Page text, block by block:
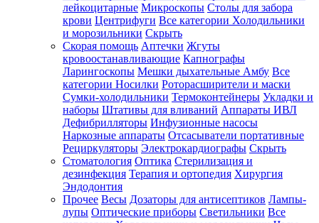
лейкоцитарные Микроскопы Столы для забора
крови Центрифуги Все категории Холодильники
и морозильники Скрыть
Скорая помощь Аптечки Жгуты
кровоостанавливающие Капнографы
Ларингоскопы Мешки дыхательные Амбу Все
категории Носилки Роторасширители и маски
Сумки-холодильники Термоконтейнеры Укладки и
наборы Штативы для вливаний Аппараты ИВЛ
Дефибрилляторы Инфузионные насосы
Наркозные аппараты Отсасыватели портативные
Рециркуляторы Электрокардиографы Скрыть
Стоматология Оптика Стерилизация и
дезинфекция Терапия и ортопедия Хирургия
Эндодонтия
Прочее Весы Дозаторы для антисептиков Лампы-
лупы Оптические приборы Светильники Все